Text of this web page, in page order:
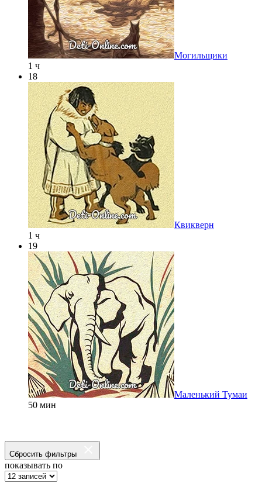
Могильщики
1 ч
18
Квикверн
1 ч
19
Маленький Тумаи
50 мин
Сбросить фильтры
показывать по